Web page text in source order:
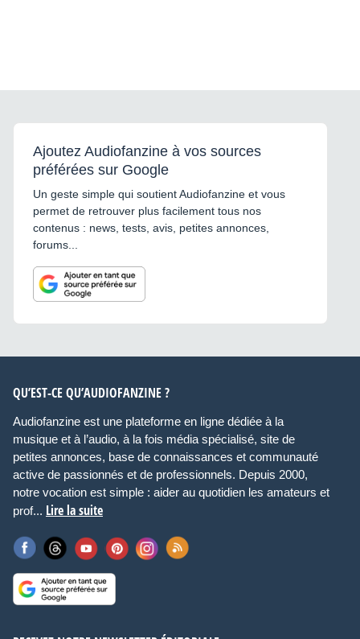
Ajoutez Audiofanzine à vos sources
préférées sur Google
Un geste simple qui soutient Audiofanzine et vous
permet de retrouver plus facilement tous nos
contenus : news, tests, avis, petites annonces,
forums...
QU’EST-CE QU’AUDIOFANZINE ?
Audiofanzine est une plateforme en ligne dédiée à la
musique et à l’audio, à la fois média spécialisé, site de
petites annonces, base de connaissances et communauté
active de passionnés et de professionnels. Depuis 2000,
notre vocation est simple : aider au quotidien les amateurs et
prof... Lire la suite